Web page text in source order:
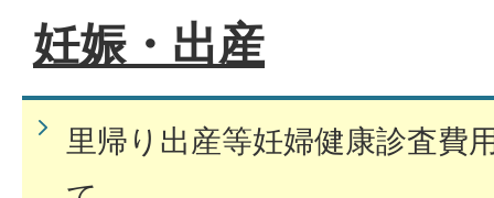
妊娠・出産
里帰り出産等妊婦健康診査費